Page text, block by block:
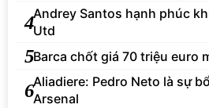
4Andrey Santos hạnh phúc
Utd
5Barca chốt giá 70 triệu euro
6Aliadiere: Pedro Neto là sự
Arsenal